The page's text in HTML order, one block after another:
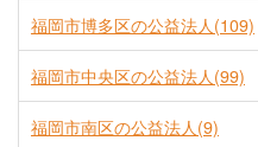
福岡市博多区の公益法人(109)
福岡市中央区の公益法人(99)
福岡市南区の公益法人(9)